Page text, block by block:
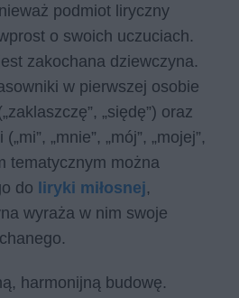
podmiot liryczny
o swoich uczuciach.
zakochana dziewczyna.
w pierwszej osobie
„siędę”) oraz
„mnie”, „mój”, „mojej”,
tematycznym można
do liryki miłosnej,
wyraża w nim swoje
harmonijną budowę.